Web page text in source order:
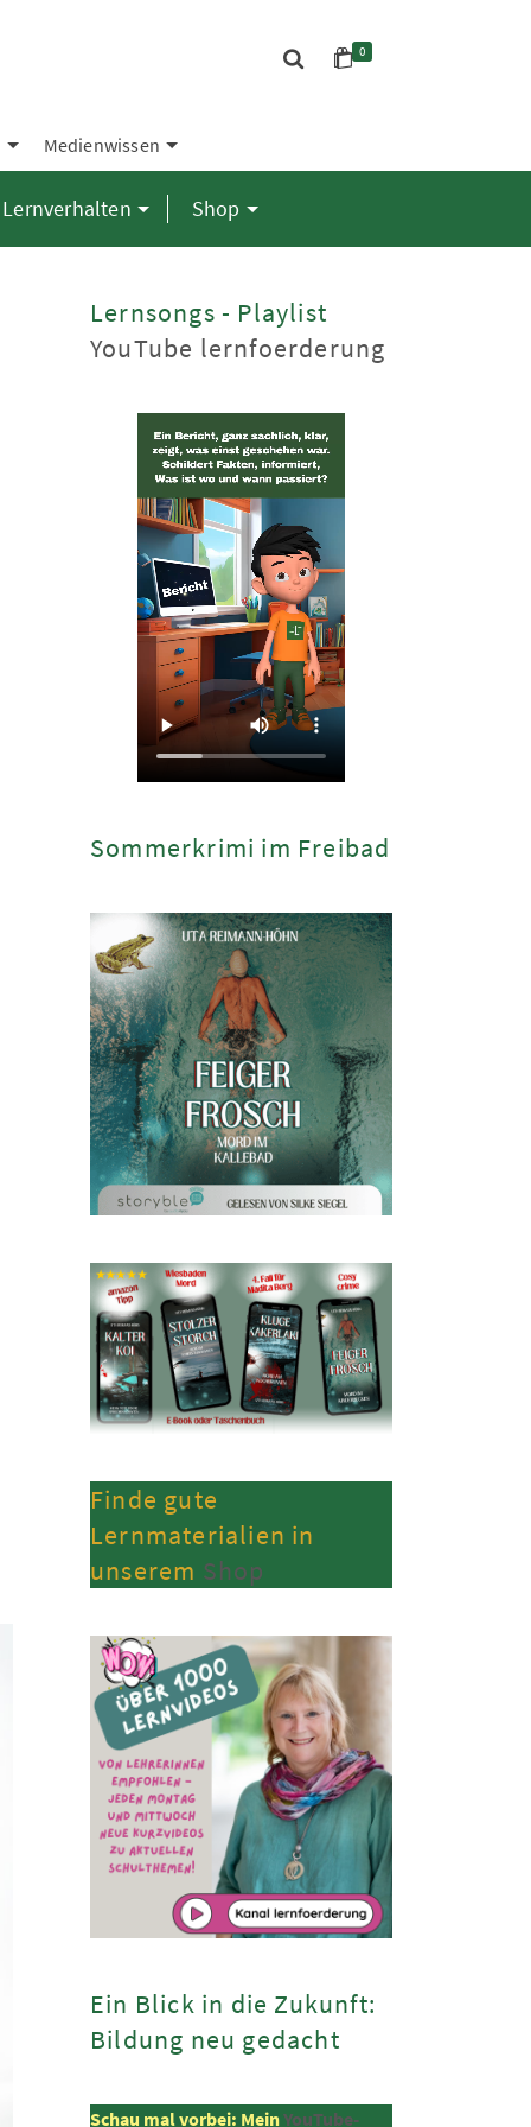
0
Medienwissen
Lernverhalten Shop
Lernsongs - Playlist
YouTube lernfoerderung
Sommerkrimi im Freibad
Finde gute
Lernmaterialien in
unserem Shop
Ein Blick in die Zukunft:
Bildung neu gedacht
Schau mal vorbei: MeinYouTube-